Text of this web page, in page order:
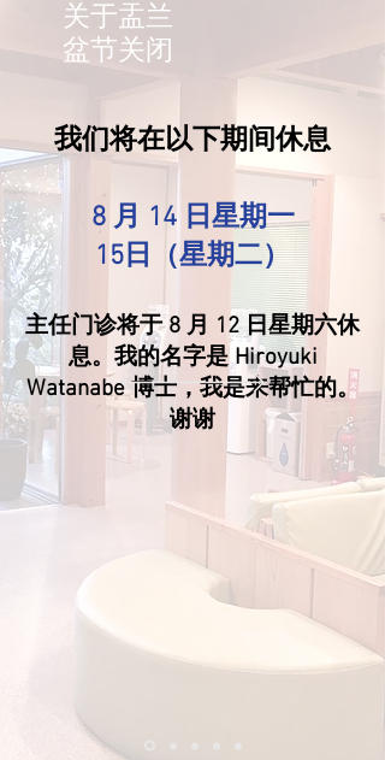
关于盂兰
盆节关闭
我们将在以下期间休息
8 月 14 日星期一
15日（星期二）
主任门诊将于 8 月 12 日星期六休
息。 我的名字是 Hiroyuki
Watanabe 博士，我是来帮忙的。
谢谢